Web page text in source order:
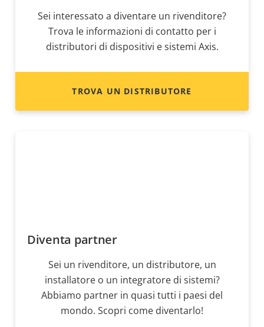
Sei interessato a diventare un rivenditore?
Trova le informazioni di contatto per i
distributori di dispositivi e sistemi Axis.
TROVA UN DISTRIBUTORE
Diventa partner
Sei un rivenditore, un distributore, un
installatore o un integratore di sistemi?
Abbiamo partner in quasi tutti i paesi del
mondo. Scopri come diventarlo!